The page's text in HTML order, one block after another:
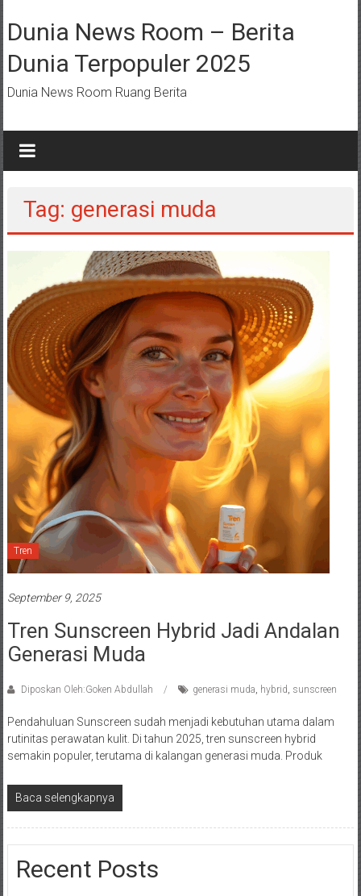
ke
konten
Dunia News Room – Berita
Dunia Terpopuler 2025
Dunia News Room Ruang Berita
Tag: generasi muda
Tren
September 9, 2025
Tren Sunscreen Hybrid Jadi Andalan
Generasi Muda
Diposkan Oleh:Goken Abdullah generasi muda, hybrid, sunscreen
Pendahuluan Sunscreen sudah menjadi kebutuhan utama dalam
rutinitas perawatan kulit. Di tahun 2025, tren sunscreen hybrid
semakin populer, terutama di kalangan generasi muda. Produk
Baca selengkapnya
Recent Posts